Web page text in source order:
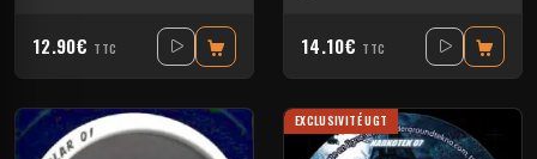
12.90€ TTC 14.10€ TTC
EXCLUSIVITÉ UGT